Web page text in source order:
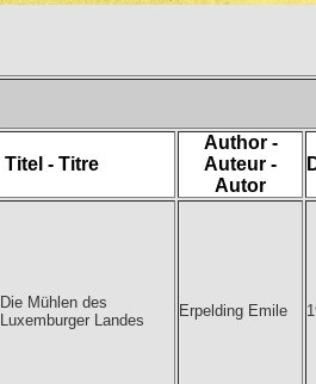
Titel - Titre
Author -
Auteur -
Autor
Die Mühlen des
Luxemburger Landes
Erpelding Emile